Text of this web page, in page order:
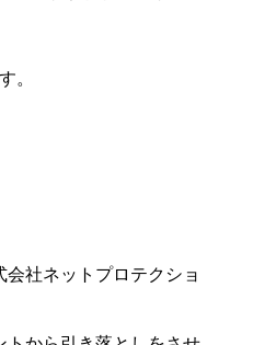
。
社ネットプロテクショ